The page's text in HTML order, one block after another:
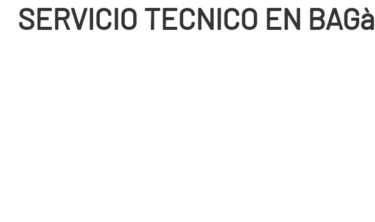
SERVICIO TECNICO EN BAGà